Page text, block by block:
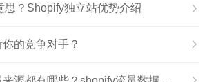
思？Shopify独立站优势介绍
的竞争对手？